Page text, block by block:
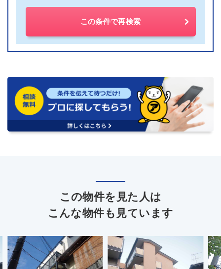
この条件で再検索
この物件を見た人は
こんな物件も見ています